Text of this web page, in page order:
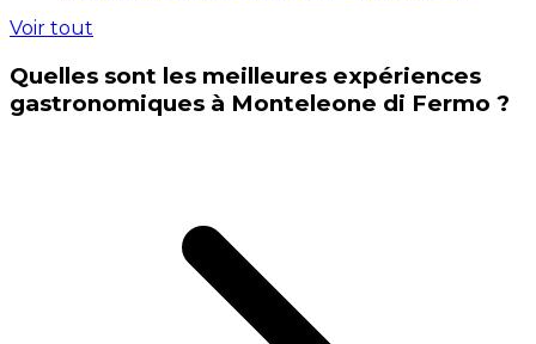
Voir tout
Quelles sont les meilleures expériences
gastronomiques à Monteleone di Fermo ?